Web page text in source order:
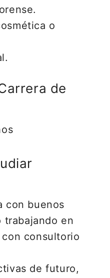
o
de
con buenos
trabajando en
consultorio
de futuro,